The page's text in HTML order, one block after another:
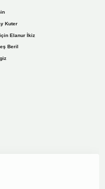
Kuter
Elanur İkiz
Beril